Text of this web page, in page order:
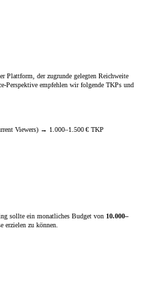
Plattform, der zugrunde gelegten Reichweite
Perspektive empfehlen wir folgende TKPs und
Viewers) → 1.000–1.500 € TKP
sollte ein monatliches Budget von 10.000–
erzielen zu können.